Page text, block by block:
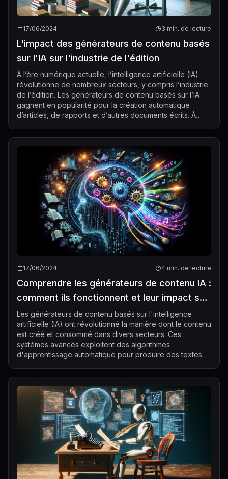
17/06/2024 3 min. de lecture
L'impact des générateurs de contenu basés
sur l'IA sur l'industrie de l'édition
À l’ère numérique actuelle, l’intelligence artificielle (IA)
révolutionne de nombreux secteurs, y compris l’industrie
de l’édition. Les générateurs de contenu basés sur l’IA
gagnent en popularité pour la création automatique
d’articles, de rapports et d’autres documents écrits. À
17/06/2024 4 min. de lecture
Comprendre les générateurs de contenu IA :
comment ils fonctionnent et leur impact sur
l'avenir de la création de contenu
Les générateurs de contenu basés sur l'intelligence
artificielle (IA) ont révolutionné la manière dont le contenu
est créé et consommé dans divers secteurs. Ces
systèmes avancés exploitent des algorithmes
d'apprentissage automatique pour produire des textes